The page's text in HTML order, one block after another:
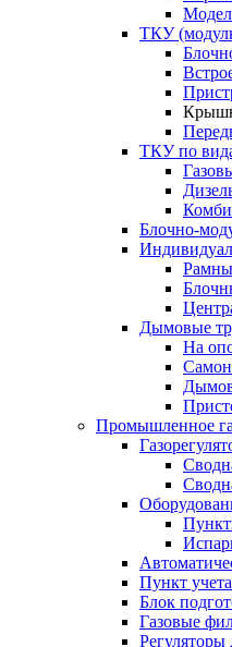
ТКУ
ТКУ по
Блочно-
Дымовые
На
Промышленное
Пункт учета
Блок
Газовые
Регуляторы